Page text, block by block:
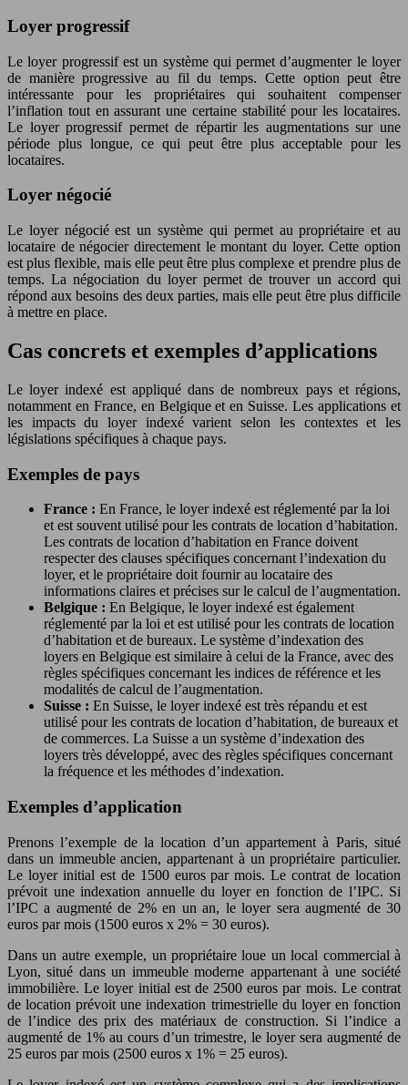
Loyer progressif
Le loyer progressif est un système qui permet d’augmenter le loyer
de manière progressive au fil du temps. Cette option peut être
intéressante pour les propriétaires qui souhaitent compenser
l’inflation tout en assurant une certaine stabilité pour les locataires.
Le loyer progressif permet de répartir les augmentations sur une
période plus longue, ce qui peut être plus acceptable pour les
locataires.
Loyer négocié
Le loyer négocié est un système qui permet au propriétaire et au
locataire de négocier directement le montant du loyer. Cette option
est plus flexible, mais elle peut être plus complexe et prendre plus de
temps. La négociation du loyer permet de trouver un accord qui
répond aux besoins des deux parties, mais elle peut être plus difficile
à mettre en place.
Cas concrets et exemples d’applications
Le loyer indexé est appliqué dans de nombreux pays et régions,
notamment en France, en Belgique et en Suisse. Les applications et
les impacts du loyer indexé varient selon les contextes et les
législations spécifiques à chaque pays.
Exemples de pays
France : En France, le loyer indexé est réglementé par la loi
et est souvent utilisé pour les contrats de location d’habitation.
Les contrats de location d’habitation en France doivent
respecter des clauses spécifiques concernant l’indexation du
loyer, et le propriétaire doit fournir au locataire des
informations claires et précises sur le calcul de l’augmentation.
Belgique : En Belgique, le loyer indexé est également
réglementé par la loi et est utilisé pour les contrats de location
d’habitation et de bureaux. Le système d’indexation des
loyers en Belgique est similaire à celui de la France, avec des
règles spécifiques concernant les indices de référence et les
modalités de calcul de l’augmentation.
Suisse : En Suisse, le loyer indexé est très répandu et est
utilisé pour les contrats de location d’habitation, de bureaux et
de commerces. La Suisse a un système d’indexation des
loyers très développé, avec des règles spécifiques concernant
la fréquence et les méthodes d’indexation.
Exemples d’application
Prenons l’exemple de la location d’un appartement à Paris, situé
dans un immeuble ancien, appartenant à un propriétaire particulier.
Le loyer initial est de 1500 euros par mois. Le contrat de location
prévoit une indexation annuelle du loyer en fonction de l’IPC. Si
l’IPC a augmenté de 2% en un an, le loyer sera augmenté de 30
euros par mois (1500 euros x 2% = 30 euros).
Dans un autre exemple, un propriétaire loue un local commercial à
Lyon, situé dans un immeuble moderne appartenant à une société
immobilière. Le loyer initial est de 2500 euros par mois. Le contrat
de location prévoit une indexation trimestrielle du loyer en fonction
de l’indice des prix des matériaux de construction. Si l’indice a
augmenté de 1% au cours d’un trimestre, le loyer sera augmenté de
25 euros par mois (2500 euros x 1% = 25 euros).